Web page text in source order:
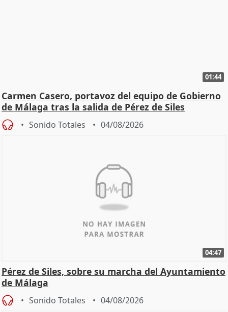
01:44
Carmen Casero, portavoz del equipo de Gobierno
de Málaga tras la salida de Pérez de Siles
Sonido Totales 04/08/2026
04:47
Pérez de Siles, sobre su marcha del Ayuntamiento
de Málaga
Sonido Totales 04/08/2026